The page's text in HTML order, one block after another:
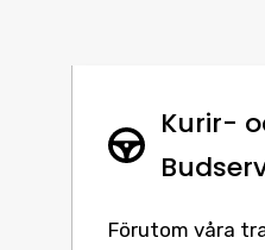
Kurir-
Förutom våra